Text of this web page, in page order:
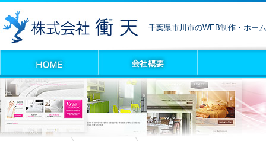
千葉県市川市のWEB制作・ホー